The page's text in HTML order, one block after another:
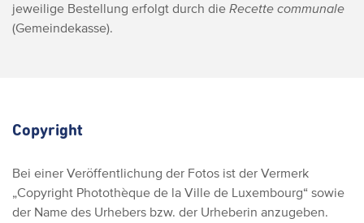
jeweilige Bestellung erfolgt durch die Recette communale
(Gemeindekasse).
Copyright
Bei einer Veröffentlichung der Fotos ist der Vermerk
„Copyright Photothèque de la Ville de Luxembourg“ sowie
der Name des Urhebers bzw. der Urheberin anzugeben.